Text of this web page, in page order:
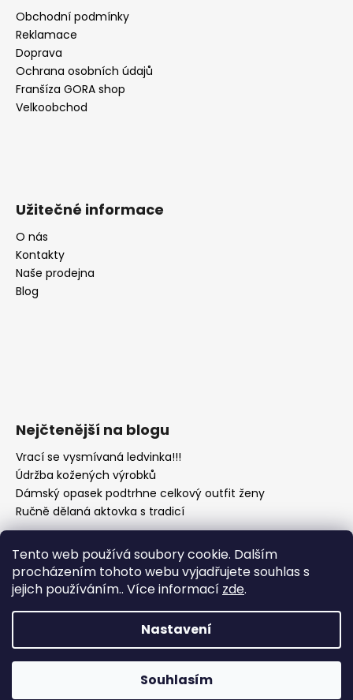
Tento web používá soubory cookie. Dalším
procházením tohoto webu vyjadřujete souhlas s
jejich používáním.. Více informací zde.
Nastavení
Souhlasím
Obchodní podmínky
Reklamace
Doprava
Ochrana osobních údajů
Franšíza GORA shop
Velkoobchod
Užitečné informace
O nás
Kontakty
Naše prodejna
Blog
Nejčtenější na blogu
Vrací se vysmívaná ledvinka!!!
Údržba kožených výrobků
Dámský opasek podtrhne celkový outfit ženy
Ručně dělaná aktovka s tradicí
Copyright 2026Kožená galanterie gora-shop.cz.
Všechna práva vyhrazena.